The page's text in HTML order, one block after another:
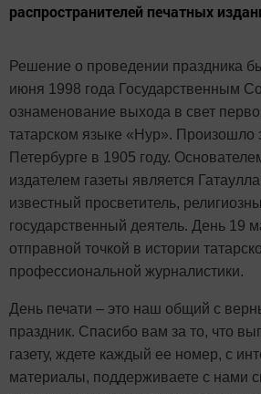
распространителей печатных
Решение о проведении праздника
июня 1998 года Государственным
ознаменование выхода в свет
татарском языке «Нур». Произошло
Петербурге в 1905 году.
издателем газеты является
известный просветитель,
государственный деятель. День 19
отправной точкой в истории
профессиональной журналистики.
День печати – это наш общий с
праздник. Спасибо вам за то, что
газету, ждете каждый ее номер, с
материалы, поддерживаете с нами